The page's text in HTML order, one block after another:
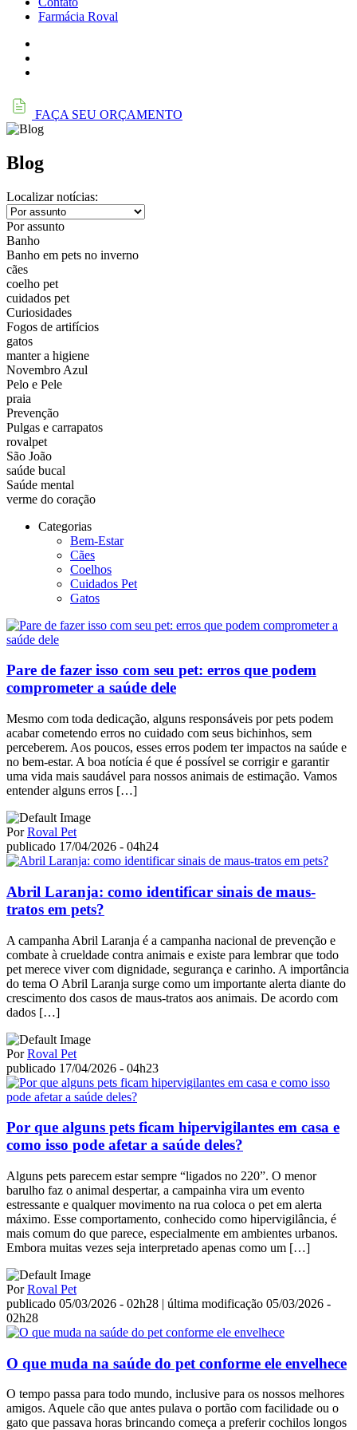
Farmácia Roval
FAÇA SEU ORÇAMENTO
Blog
Localizar notícias:
Por assunto
Banho
Banho em pets no inverno
cães
coelho pet
cuidados pet
Curiosidades
Fogos de artifícios
gatos
manter a higiene
Novembro Azul
Pelo e Pele
praia
Prevenção
Pulgas e carrapatos
rovalpet
São João
saúde bucal
Saúde mental
verme do coração
Categorias
Bem-Estar
Cães
Coelhos
Cuidados Pet
Gatos
Pare de fazer isso com seu pet: erros que podem
comprometer a saúde dele
Mesmo com toda dedicação, alguns responsáveis por pets podem
acabar cometendo erros no cuidado com seus bichinhos, sem
perceberem. Aos poucos, esses erros podem ter impactos na saúde e
no bem-estar. A boa notícia é que é possível se corrigir e garantir
uma vida mais saudável para nossos animais de estimação. Vamos
entender alguns erros […]
PorRoval Pet
publicado 17/04/2026 - 04h24
Abril Laranja: como identificar sinais de maus-
tratos em pets?
A campanha Abril Laranja é a campanha nacional de prevenção e
combate à crueldade contra animais e existe para lembrar que todo
pet merece viver com dignidade, segurança e carinho. A importância
do tema O Abril Laranja surge como um importante alerta diante do
crescimento dos casos de maus-tratos aos animais. De acordo com
dados […]
PorRoval Pet
publicado 17/04/2026 - 04h23
Por que alguns pets ficam hipervigilantes em casa e
como isso pode afetar a saúde deles?
Alguns pets parecem estar sempre “ligados no 220”. O menor
barulho faz o animal despertar, a campainha vira um evento
estressante e qualquer movimento na rua coloca o pet em alerta
máximo. Esse comportamento, conhecido como hipervigilância, é
mais comum do que parece, especialmente em ambientes urbanos.
Embora muitas vezes seja interpretado apenas como um […]
PorRoval Pet
publicado 05/03/2026 - 02h28 | última modificação 05/03/2026 -
02h28
O que muda na saúde do pet conforme ele envelhece
O tempo passa para todo mundo, inclusive para os nossos melhores
amigos. Aquele cão que antes pulava o portão com facilidade ou o
gato que passava horas brincando começa a preferir cochilos longos